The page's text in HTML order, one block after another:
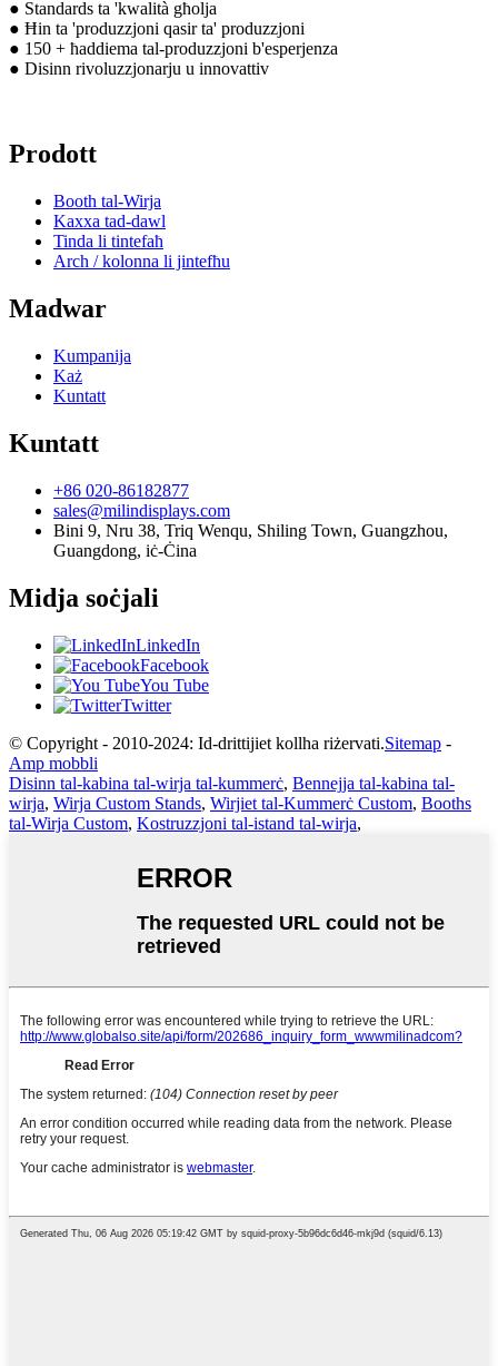
● Standards ta 'kwalità għolja
● Ħin ta 'produzzjoni qasir ta' produzzjoni
● 150 + ħaddiema tal-produzzjoni b'esperjenza
● Disinn rivoluzzjonarju u innovattiv
Prodott
Booth tal-Wirja
Kaxxa tad-dawl
Tinda li tintefaħ
Arch / kolonna li jintefħu
Madwar
Kumpanija
Każ
Kuntatt
Kuntatt
+86 020-86182877
sales@milindisplays.com
Bini 9, Nru 38, Triq Wenqu, Shiling Town, Guangzhou,
Guangdong, iċ-Ċina
Midja soċjali
LinkedIn
Facebook
You Tube
Twitter
© Copyright - 2010-2024: Id-drittijiet kollha riżervati.Sitemap -
Amp mobbli
Disinn tal-kabina tal-wirja tal-kummerċ, Bennejja tal-kabina tal-
wirja, Wirja Custom Stands, Wirjiet tal-Kummerċ Custom, Booths
tal-Wirja Custom, Kostruzzjoni tal-istand tal-wirja,